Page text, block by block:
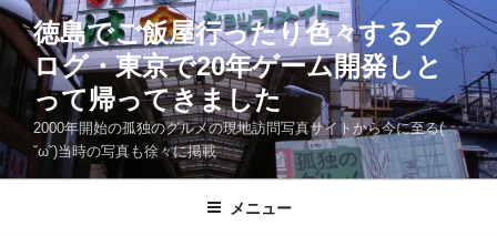
コ
ン
テ
ツ
へ
ス
徳島でご飯屋行ったり色々するブ
ログ・東京で20年ゲーム開発しと
って帰ってきました
2000年開始の孤独のグルメの現地訪問写真サイトから今に至る(
˘ω˘)当時の写真も徐々に掲載
メニュー